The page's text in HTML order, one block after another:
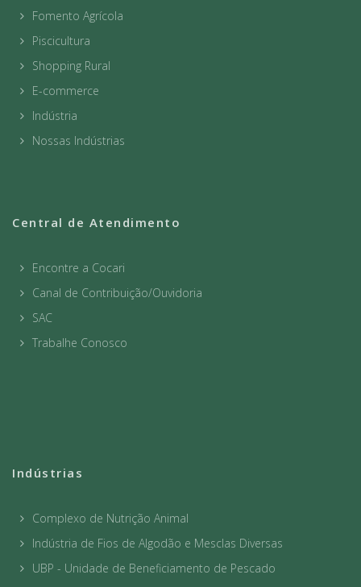
Fomento Agrícola
Piscicultura
Shopping Rural
E-commerce
Indústria
Nossas Indústrias
Central de Atendimento
Encontre a Cocari
Canal de Contribuição/Ouvidoria
SAC
Trabalhe Conosco
Indústrias
Complexo de Nutrição Animal
Indústria de Fios de Algodão e Mesclas Diversas
UBP - Unidade de Beneficiamento de Pescado